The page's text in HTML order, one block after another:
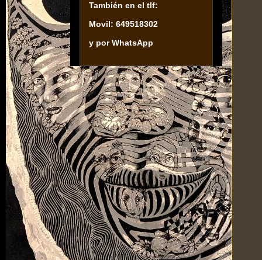
También en el tlf:
Movil: 649518302
y por WhatsApp